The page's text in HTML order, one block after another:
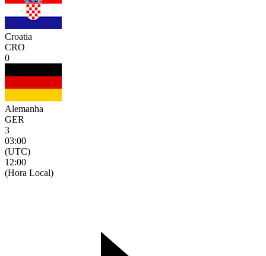
Croatia
CRO
0
Alemanha
GER
3
03:00
(UTC)
12:00
(Hora Local)